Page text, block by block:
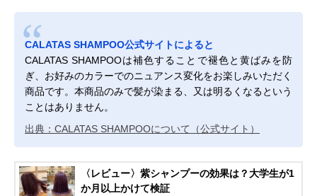
CALATAS SHAMPOO公式サイトによると
CALATAS SHAMPOOは補色することで褪色と黄ばみを防
ぎ、お好みのカラーでのニュアンス変化をお楽しみいただく
商品です。本商品のみで髪が染まる、又は明るくなるという
ことはありません。
出典：CALATAS SHAMPOOについて（公式サイト）
〈レビュー〉紫シャンプーの効果は？大学生が1
か月以上かけて検証